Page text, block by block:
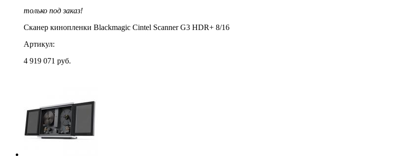
только под заказ!
Сканер кинопленки Blackmagic Cintel Scanner G3 HDR+ 8/16
Артикул:
4 919 071 руб.